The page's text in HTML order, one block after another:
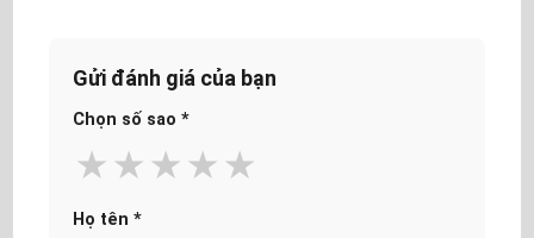
Gửi đánh giá của bạn
Chọn số sao *
★
★
★
★
★
Họ tên *